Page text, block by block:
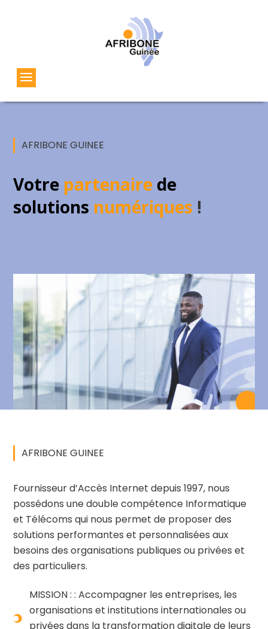
AFRIBONE GUINEE
Votre partenaire de
solutions numériques !
AFRIBONE GUINEE
Fournisseur d’Accès Internet depuis 1997, nous
possédons une double compétence Informatique
et Télécoms qui nous permet de proposer des
solutions performantes et personnalisées aux
besoins des organisations publiques ou privées et
des particuliers.

MISSION : : Accompagner les entreprises, les
organisations et institutions internationales ou
privées dans la transformation digitale de leurs